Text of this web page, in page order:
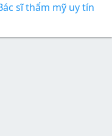
sĩ thẩm mỹ uy tín